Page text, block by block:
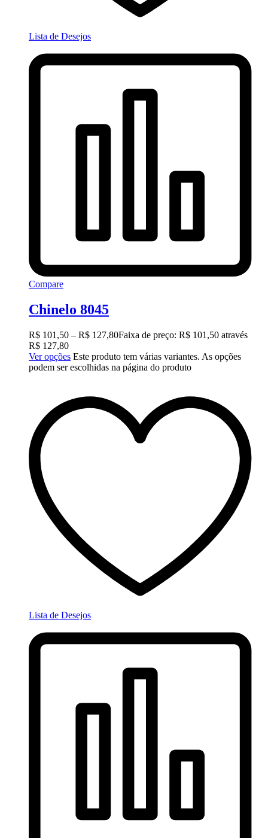
Lista de Desejos
Compare
Chinelo 8045
R$ 101,50 – R$ 127,80Faixa de preço: R$ 101,50 através
R$ 127,80
Ver opções Este produto tem várias variantes. As opções
podem ser escolhidas na página do produto
Lista de Desejos